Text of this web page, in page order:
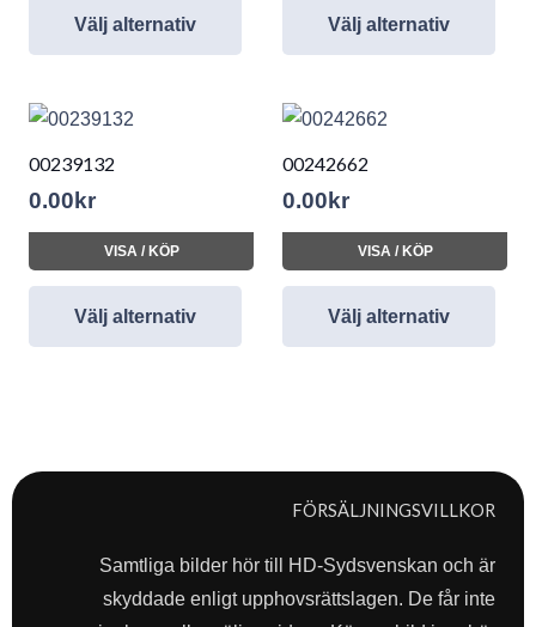
Välj alternativ Välj alternativ
00239132
0.00 kr
VISA / KÖP
Välj alternativ
00242662
0.00 kr
VISA / KÖP
Välj alternativ
FÖRSÄLJNINGSVILLKOR
Samtliga bilder hör till HD-Sydsvenskan och är
skyddade enligt upphovsrättslagen. De får inte